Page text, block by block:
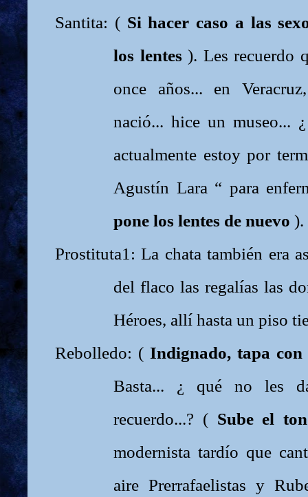
Santita: ( Si hacer caso a las
los lentes ). Les recuerdo
once años... en
nació... hice un museo...
actualmente estoy por
Agustín Lara “ para
pone los lentes de nuevo).
Prostituta1: La chata también era
del flaco las regalías las
Héroes, allí hasta un piso
Rebolledo: ( Indignado, tapa con
Basta... ¿ qué no les
recuerdo...? ( Sube el
modernista tardío que
aire Prerrafaelistas y